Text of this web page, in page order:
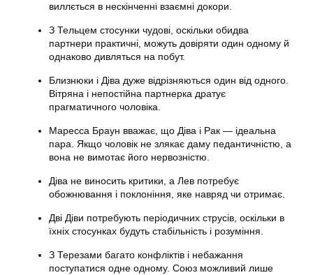
виллється в нескінченні взаємні докори.
З Тельцем стосунки чудові, оскільки обидва
партнери практичні, можуть довіряти один одному й
однаково дивляться на побут.
Близнюки і Діва дуже відрізняються один від одного.
Вітряна і непостійна партнерка дратує
прагматичного чоловіка.
Маресса Браун вважає, що Діва і Рак — ідеальна
пара. Якщо чоловік не злякає даму педантичністю, а
вона не вимотає його нервозністю.
Діва не виносить критики, а Лев потребує
обожнювання і поклоніння, яке навряд чи отримає.
Дві Діви потребують періодичних струсів, оскільки в
їхніх стосунках будуть стабільність і розуміння.
З Терезами багато конфліктів і небажання
поступатися одне одному. Союз можливий лише